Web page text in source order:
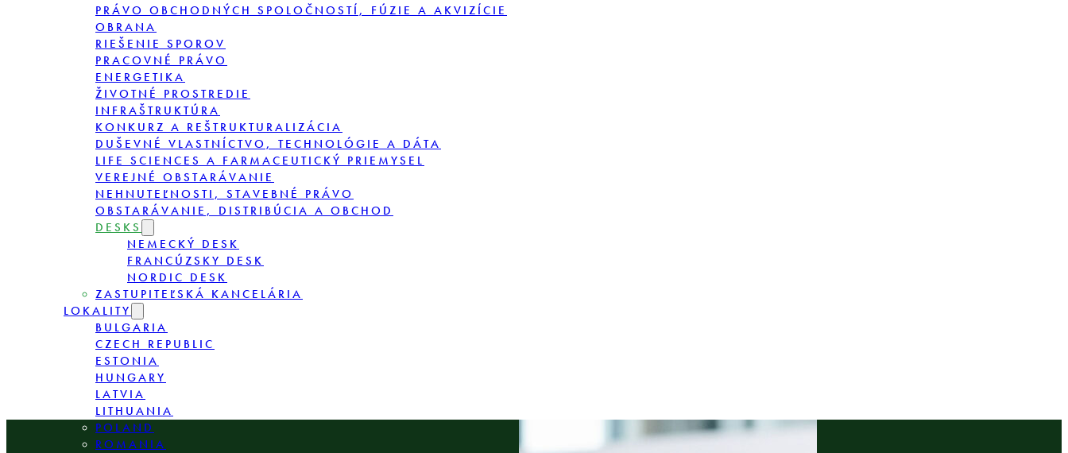
PRÁVO OBCHODNÝCH SPOLOČNOSTÍ, FÚZIE A AKVIZÍCIE
OBRANA
RIEŠENIE SPOROV
PRACOVNÉ PRÁVO
ENERGETIKA
ŽIVOTNÉ PROSTREDIE
INFRAŠTRUKTÚRA
KONKURZ A REŠTRUKTURALIZÁCIA
DUŠEVNÉ VLASTNÍCTVO, TECHNOLÓGIE A DÁTA
LIFE SCIENCES A FARMACEUTICKÝ PRIEMYSEL
VEREJNÉ OBSTARÁVANIE
NEHNUTEĽNOSTI, STAVEBNÉ PRÁVO
OBSTARÁVANIE, DISTRIBÚCIA A OBCHOD
DESKS
NEMECKÝ DESK
FRANCÚZSKY DESK
NORDIC DESK
ZASTUPITEĽSKÁ KANCELÁRIA
LOKALITY
BULGARIA
CZECH REPUBLIC
ESTONIA
HUNGARY
LATVIA
LITHUANIA
POLAND
ROMANIA